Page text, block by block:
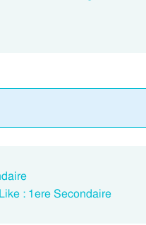
: 1ere Secondaire